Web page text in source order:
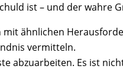
ist – und der wahre
ähnlichen
vermitteln.
abzuarbeiten. Es ist